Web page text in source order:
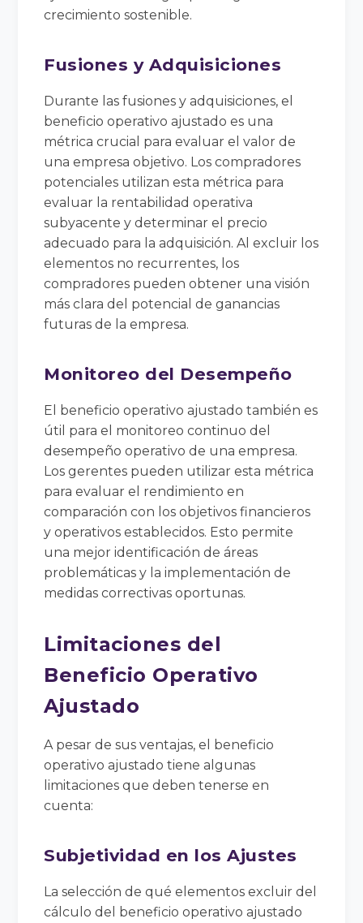
crecimiento sostenible.
Fusiones y Adquisiciones
Durante las fusiones y adquisiciones, el
beneficio operativo ajustado es una
métrica crucial para evaluar el valor de
una empresa objetivo. Los compradores
potenciales utilizan esta métrica para
evaluar la rentabilidad operativa
subyacente y determinar el precio
adecuado para la adquisición. Al excluir los
elementos no recurrentes, los
compradores pueden obtener una visión
más clara del potencial de ganancias
futuras de la empresa.
Monitoreo del Desempeño
El beneficio operativo ajustado también es
útil para el monitoreo continuo del
desempeño operativo de una empresa.
Los gerentes pueden utilizar esta métrica
para evaluar el rendimiento en
comparación con los objetivos financieros
y operativos establecidos. Esto permite
una mejor identificación de áreas
problemáticas y la implementación de
medidas correctivas oportunas.
Limitaciones del
Beneficio Operativo
Ajustado
A pesar de sus ventajas, el beneficio
operativo ajustado tiene algunas
limitaciones que deben tenerse en
cuenta:
Subjetividad en los Ajustes
La selección de qué elementos excluir del
cálculo del beneficio operativo ajustado